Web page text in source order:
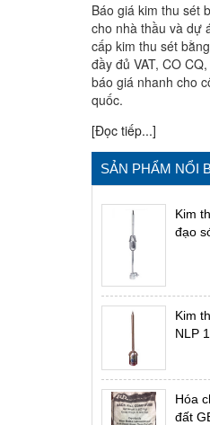
Báo giá kim thu sét
cho nhà thầu và dự
cấp kim thu sét
đầy đủ VAT, CO
báo giá nhanh cho
quốc.
[Đọc tiếp...]
SẢN PHẨM NỔI
Kim
đạo
Kim
NLP
Hóa
đất